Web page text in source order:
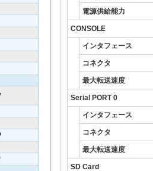
電源供給能力
CONSOLE
インタフェース
コネクタ
最大転送速度
Serial PORT 0
インタフェース
コネクタ
最大転送速度
SD Card